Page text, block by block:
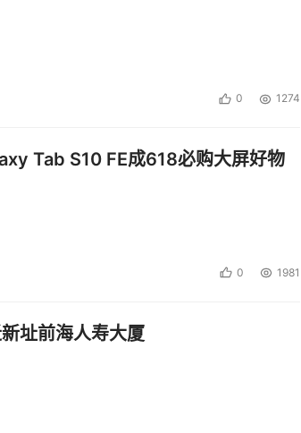
购负责人进行实战分享。演讲嘉宾包括：
0 1274
Tab S10 FE成618必购大屏好物
0 1981
址前海人寿大厦